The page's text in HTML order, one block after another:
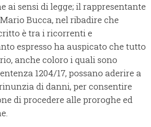
ai sensi di legge; il rappresentante
Bucca, nel ribadire che
è tra i ricorrenti e
espresso ha auspicato che tutto
anche coloro i quali sono
1204/17, possano aderire a
di danni, per consentire
di procedere alle proroghe ed